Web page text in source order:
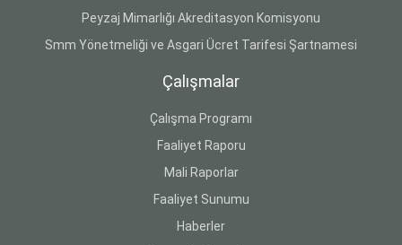
Peyzaj Mimarlığı Akreditasyon Komisyonu
Smm Yönetmeliği ve Asgari Ücret Tarifesi Şartnamesi
Çalışmalar
Çalışma Programı
Faaliyet Raporu
Mali Raporlar
Faaliyet Sunumu
Haberler